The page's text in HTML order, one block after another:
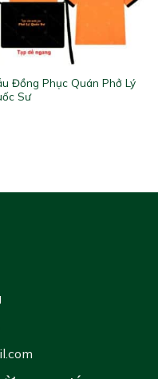
Đồng Phục Quán Phở Lý
Sư